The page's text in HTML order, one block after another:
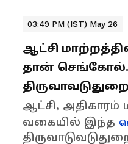
03:49 PM (IST) May 26
ஆட்சி
தான்
ஆட்சி, அதிகாரம்
வகையில் இந்த